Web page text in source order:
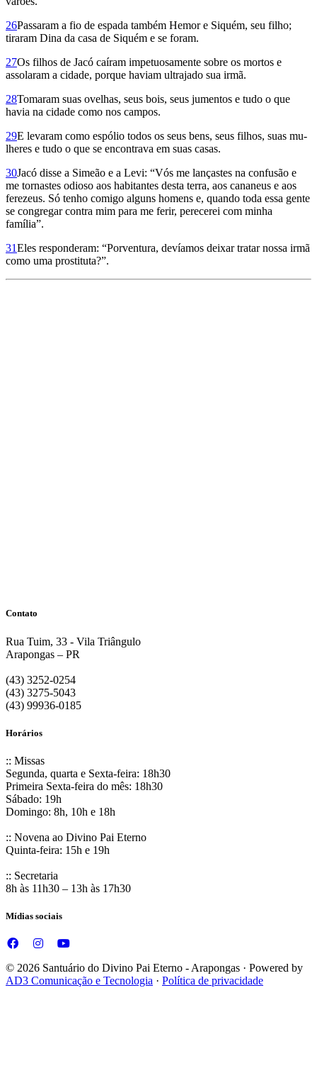
26Passaram a fio de espada também Hemor e Siquém, seu filho;
tiraram Dina da casa de Siquém e se foram.
27Os filhos de Jacó caíram impetuosamente sobre os mortos e
assolaram a cidade, porque haviam ultrajado sua irmã.
28Tomaram suas ovelhas, seus bois, seus jumentos e tudo o que
havia na cidade como nos campos.
29E levaram como espólio todos os seus bens, seus filhos, suas mu­
lheres e tudo o que se encontrava em suas casas.
30Jacó disse a Simeão e a Levi: “Vós me lançastes na confusão e
me tornastes odioso aos habitantes desta terra, aos cananeus e aos
ferezeus. Só tenho comigo alguns homens e, quando toda essa gente
se congregar contra mim para me ferir, perecerei com minha
família”.
31Eles res­ponderam: “Porventura, devíamos deixar tratar nossa irmã
como uma prostituta?”.
Contato
Rua Tuim, 33 - Vila Triângulo
Arapongas – PR
(43) 3252-0254
(43) 3275-5043
(43) 99936-0185
Horários
:: Missas
Segunda, quarta e Sexta-feira: 18h30
Primeira Sexta-feira do mês: 18h30
Sábado: 19h
Domingo: 8h, 10h e 18h
:: Novena ao Divino Pai Eterno
Quinta-feira: 15h e 19h
:: Secretaria
8h às 11h30 – 13h às 17h30
Mídias sociais
© 2026 Santuário do Divino Pai Eterno - Arapongas · Powered by
AD3 Comunicação e Tecnologia · Política de privacidade